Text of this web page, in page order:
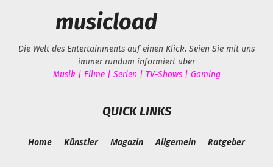
musicload
Die Welt des Entertainments auf einen Klick. Seien Sie mit uns
immer rundum informiert über
Musik | Filme | Serien | TV-Shows | Gaming
QUICK LINKS
Home Künstler Magazin Allgemein Ratgeber